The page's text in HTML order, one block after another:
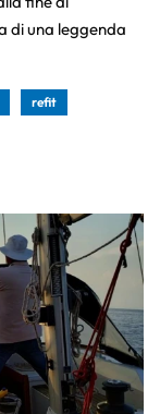
di una leggenda
refit